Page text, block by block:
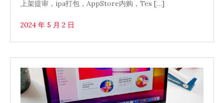
上架提审，ipa打包，AppStore内购，Tes […]
2024 年 5 月 2 日